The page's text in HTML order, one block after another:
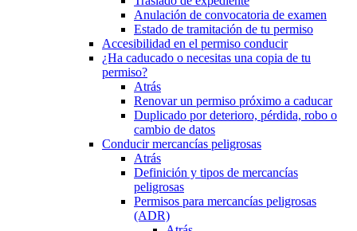
Anulación de convocatoria de examen
Estado de tramitación de tu permiso
Accesibilidad en el permiso conducir
¿Ha caducado o necesitas una copia de tu
permiso?
Atrás
Renovar un permiso próximo a caducar
Duplicado por deterioro, pérdida, robo o
cambio de datos
Conducir mercancías peligrosas
Atrás
Definición y tipos de mercancías
peligrosas
Permisos para mercancías peligrosas
(ADR)